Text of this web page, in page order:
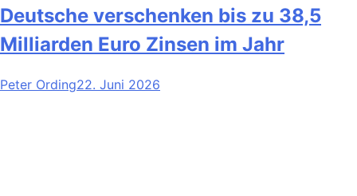
Deutsche verschenken bis zu 38,5
Milliarden Euro Zinsen im Jahr
Peter Ording22. Juni 2026